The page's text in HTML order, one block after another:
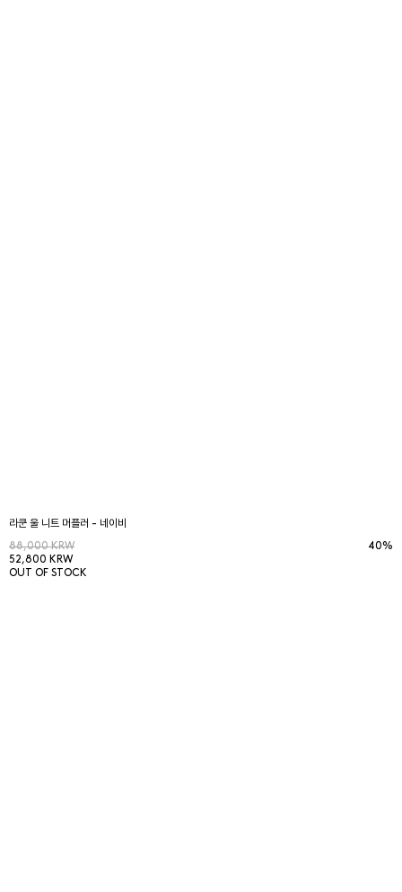
라쿤 울 니트 머플러 - 네이비
88,000 KRW
52,800 KRW
40%
OUT OF STOCK